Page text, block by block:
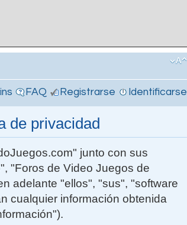
FAQ Registrarse Identificarse
de privacidad
junto con sus
"Foros de Video Juegos de
adelante "ellos", "sus", "software
cualquier información obtenida